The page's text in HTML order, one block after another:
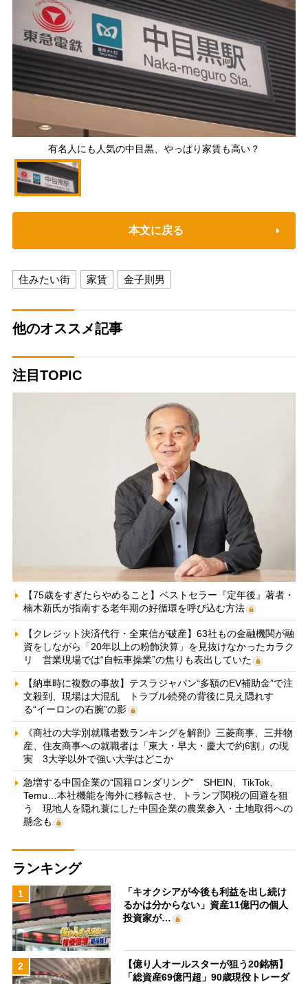
有名人にも人気の中目黒、やっぱり家賃も高い？
本文に戻る
住みたい街 家賃 金子則男
他のオススメ記事
注目TOPIC
【75歳をすぎたらやめること】ベストセラー『定年後』著者・
楠木新氏が指南する老年期の好循環を呼び込む方法
【クレジット決済代行・全東信が破産】63社もの金融機関が融
資をしながら「20年以上の粉飾決算」を見抜けなかったカラク
リ 営業現場では“自転車操業”の焦りも表出していた
【納車時に複数の事故】テスラジャパン“多額のEV補助金”で注
文殺到、現場は大混乱 トラブル続発の背後に見え隠れす
る“イーロンの右腕”の影
《商社の大学別就職者数ランキングを解剖》三菱商事、三井物
産、住友商事への就職者は「東大・早大・慶大で約6割」の現
実 3大学以外で強い大学はどこか
急増する中国企業の“国籍ロンダリング” SHEIN、TikTok、
Temu…本社機能を海外に移転させ、トランプ関税の回避を狙
う 現地人を隠れ蓑にした中国企業の農業参入・土地取得への
懸念も
ランキング
1
「キオクシアが今後も利益を出し続け
るかは分からない」資産11億円の個人
投資家が…
2
【億り人オールスターが狙う20銘柄】
「総資産69億円超」90歳現役トレーダ